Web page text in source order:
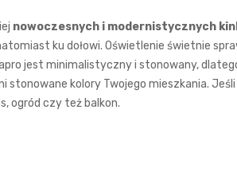
nowoczesnych i modernistycznych
ku dołowi. Oświetlenie świetnie
jest minimalistyczny i stonowany,
stonowane kolory Twojego mieszkania.
ogród czy też balkon.